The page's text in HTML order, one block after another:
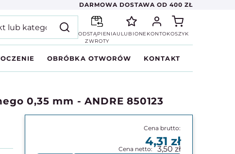
DARMOWA DOSTAWA OD 400 ZŁ
ODSTĄPIENIA
ZWROTY
ULUBIONE KONTOKOSZYK
OBRÓBKA OTWORÓW KONTAKT
0,35 mm - ANDRE 850123
4,31
3,50